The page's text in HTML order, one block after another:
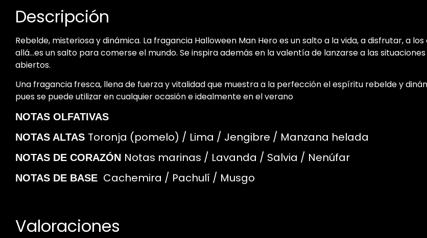
Descripción
Rebelde, misteriosa y dinámica. La fragancia Halloween Man Hero es un salto a la vida, a disfrutar, a
allá…es un salto para comerse el mundo. Se inspira además en la valentía de lanzarse a las
abiertos.
Una fragancia fresca, llena de fuerza y vitalidad que muestra a la perfección el espíritu rebelde y
pues se puede utilizar en cualquier ocasión e idealmente en el verano
NOTAS OLFATIVAS
NOTAS ALTAS Toronja (pomelo) / Lima / Jengibre / Manzana helada
NOTAS DE CORAZÓN Notas marinas / Lavanda / Salvia / Nenúfar
NOTAS DE BASE Cachemira / Pachulí / Musgo
Valoraciones